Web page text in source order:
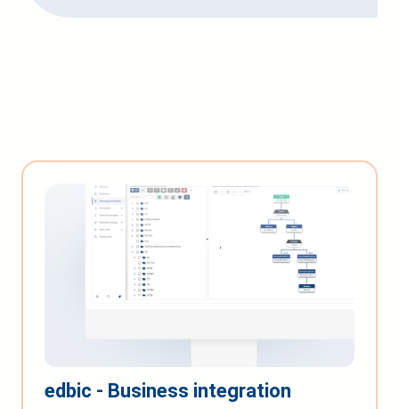
edbic - Business integration